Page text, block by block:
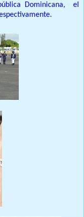
Dominicana,
el